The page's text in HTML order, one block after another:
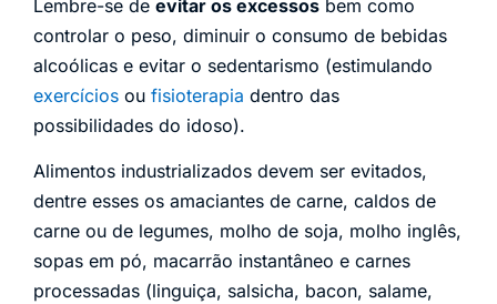
Lembre-se de evitar os excessos bem como
controlar o peso, diminuir o consumo de bebidas
alcoólicas e evitar o sedentarismo (estimulando
exercícios ou fisioterapia dentro das
possibilidades do idoso).
Alimentos industrializados devem ser evitados,
dentre esses os amaciantes de carne, caldos de
carne ou de legumes, molho de soja, molho inglês,
sopas em pó, macarrão instantâneo e carnes
processadas (linguiça, salsicha, bacon, salame,